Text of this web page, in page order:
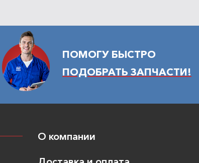
ПОМОГУ БЫСТРО
ПОДОБРАТЬ ЗАПЧАСТИ!
О компании